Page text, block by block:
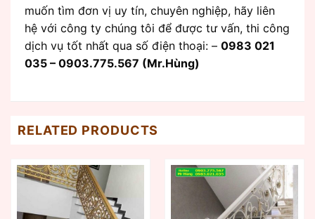
muốn tìm đơn vị uy tín, chuyên nghiệp, hãy liên
hệ với công ty chúng tôi để được tư vấn, thi công
dịch vụ tốt nhất qua số điện thoại: – 0983 021
035 – 0903.775.567 (Mr.Hùng)
RELATED PRODUCTS